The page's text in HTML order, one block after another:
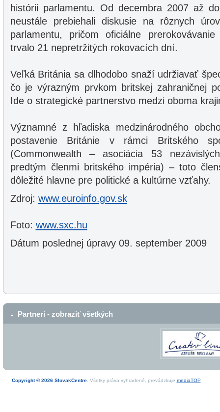
histórii parlamentu. Od decembra 2007 až
neustále prebiehali diskusie na rôznych
parlamentu, pričom oficiálne
trvalo 21 nepretržitých rokovacích dní.
Veľká Británia sa dlhodobo snaží udržiavať
čo je výrazným prvkom britskej zahraničnej
Ide o strategické partnerstvo medzi oboma
Významné z hľadiska medzinárodného
postavenie Británie v rámci Britského
(Commonwealth – asociácia 53
predtým členmi britského impéria) – toto
dôležité hlavne pre politické a kultúrne vzťahy.
Zdroj: www.euroinfo.gov.sk
Foto: www.sxc.hu
Dátum poslednej úpravy 09. september 2009
Partneri - zobraziť všetkých
Copyright © 2026 SlovakCentre. Všetky práva vyhradené, prevádzkuje mediaTOP